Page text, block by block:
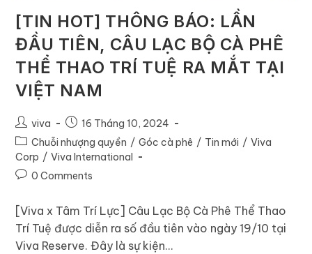
[TIN HOT] THÔNG BÁO: LẦN
ĐẦU TIÊN, CÂU LẠC BỘ CÀ PHÊ
THỂ THAO TRÍ TUỆ RA MẮT TẠI
VIỆT NAM
viva
16 Tháng 10, 2024
Chuỗi nhượng quyền / Góc cà phê / Tin mới / Viva
Corp / Viva International
0 Comments
[Viva x Tâm Trí Lực] Câu Lạc Bộ Cà Phê Thể Thao
Trí Tuệ được diễn ra số đầu tiên vào ngày 19/10 tại
Viva Reserve. Đây là sự kiện…